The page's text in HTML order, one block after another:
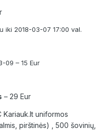
iki 2018-03-07 17:00 val.
09 – 15 Eur
– 29 Eur
Kariauk.lt uniformos
pirštinės) , 500 šovinių,